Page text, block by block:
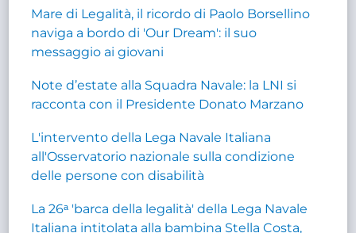
Mare di Legalità, il ricordo di Paolo Borsellino
naviga a bordo di 'Our Dream': il suo
messaggio ai giovani
Note d’estate alla Squadra Navale: la LNI si
racconta con il Presidente Donato Marzano
L'intervento della Lega Navale Italiana
all'Osservatorio nazionale sulla condizione
delle persone con disabilità
La 26ᵃ 'barca della legalità' della Lega Navale
Italiana intitolata alla bambina Stella Costa,